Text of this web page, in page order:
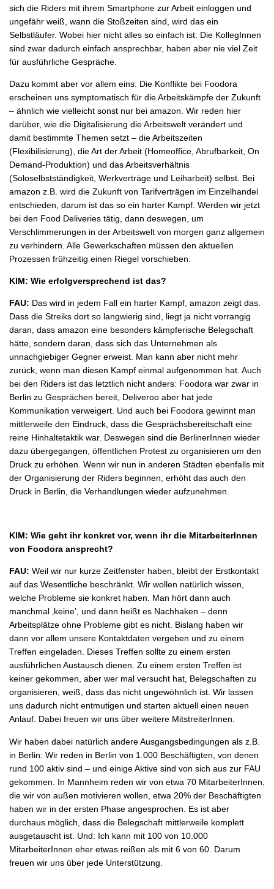
sich die Riders mit ihrem Smartphone zur Arbeit einloggen und
ungefähr weiß, wann die Stoßzeiten sind, wird das ein
Selbstläufer. Wobei hier nicht alles so einfach ist: Die KollegInnen
sind zwar dadurch einfach ansprechbar, haben aber nie viel Zeit
für ausführliche Gespräche.
Dazu kommt aber vor allem eins: Die Konflikte bei Foodora
erscheinen uns symptomatisch für die Arbeitskämpfe der Zukunft
– ähnlich wie vielleicht sonst nur bei amazon. Wir reden hier
darüber, wie die Digitalisierung die Arbeitswelt verändert und
damit bestimmte Themen setzt – die Arbeitszeiten
(Flexibilisierung), die Art der Arbeit (Homeoffice, Abrufbarkeit, On
Demand-Produktion) und das Arbeitsverhältnis
(Soloselbstständigkeit, Werkverträge und Leiharbeit) selbst. Bei
amazon z.B. wird die Zukunft von Tarifverträgen im Einzelhandel
entschieden, darum ist das so ein harter Kampf. Werden wir jetzt
bei den Food Deliveries tätig, dann deswegen, um
Verschlimmerungen in der Arbeitswelt von morgen ganz allgemein
zu verhindern. Alle Gewerkschaften müssen den aktuellen
Prozessen frühzeitig einen Riegel vorschieben.
KIM: Wie erfolgversprechend ist das?
FAU: Das wird in jedem Fall ein harter Kampf, amazon zeigt das.
Dass die Streiks dort so langwierig sind, liegt ja nicht vorrangig
daran, dass amazon eine besonders kämpferische Belegschaft
hätte, sondern daran, dass sich das Unternehmen als
unnachgiebiger Gegner erweist. Man kann aber nicht mehr
zurück, wenn man diesen Kampf einmal aufgenommen hat. Auch
bei den Riders ist das letztlich nicht anders: Foodora war zwar in
Berlin zu Gesprächen bereit, Deliveroo aber hat jede
Kommunikation verweigert. Und auch bei Foodora gewinnt man
mittlerweile den Eindruck, dass die Gesprächsbereitschaft eine
reine Hinhaltetaktik war. Deswegen sind die BerlinerInnen wieder
dazu übergegangen, öffentlichen Protest zu organisieren um den
Druck zu erhöhen. Wenn wir nun in anderen Städten ebenfalls mit
der Organisierung der Riders beginnen, erhöht das auch den
Druck in Berlin, die Verhandlungen wieder aufzunehmen.
KIM: Wie geht ihr konkret vor, wenn ihr die MitarbeiterInnen
von Foodora ansprecht?
FAU: Weil wir nur kurze Zeitfenster haben, bleibt der Erstkontakt
auf das Wesentliche beschränkt. Wir wollen natürlich wissen,
welche Probleme sie konkret haben. Man hört dann auch
manchmal ‚keine’, und dann heißt es Nachhaken – denn
Arbeitsplätze ohne Probleme gibt es nicht. Bislang haben wir
dann vor allem unsere Kontaktdaten vergeben und zu einem
Treffen eingeladen. Dieses Treffen sollte zu einem ersten
ausführlichen Austausch dienen. Zu einem ersten Treffen ist
keiner gekommen, aber wer mal versucht hat, Belegschaften zu
organisieren, weiß, dass das nicht ungewöhnlich ist. Wir lassen
uns dadurch nicht entmutigen und starten aktuell einen neuen
Anlauf. Dabei freuen wir uns über weitere MitstreiterInnen.
Wir haben dabei natürlich andere Ausgangsbedingungen als z.B.
in Berlin: Wir reden in Berlin von 1.000 Beschäftigten, von denen
rund 100 aktiv sind – und einige Aktive sind von sich aus zur FAU
gekommen. In Mannheim reden wir von etwa 70 MitarbeiterInnen,
die wir von außen motivieren wollen, etwa 20% der Beschäftigten
haben wir in der ersten Phase angesprochen. Es ist aber
durchaus möglich, dass die Belegschaft mittlerweile komplett
ausgetauscht ist. Und: Ich kann mit 100 von 10.000
MitarbeiterInnen eher etwas reißen als mit 6 von 60. Darum
freuen wir uns über jede Unterstützung.